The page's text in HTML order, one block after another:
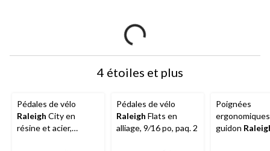
4 étoiles et plus
Pédales de vélo
Raleigh City en
résine et acier,
Pédales de vélo
Raleigh Flats en
alliage, 9⁄16 po, paq. 2
Poignées
guidon